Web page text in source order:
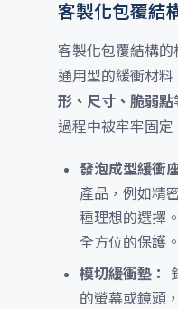
客製化包覆結
客製化包覆結構的
通用型的緩衝材
形、尺寸、脆弱點
過程中被牢牢固定
發泡成型緩衝
產品，例如精
種理想的選擇
全方位的保護。
模切緩衝墊：
的螢幕或鏡頭